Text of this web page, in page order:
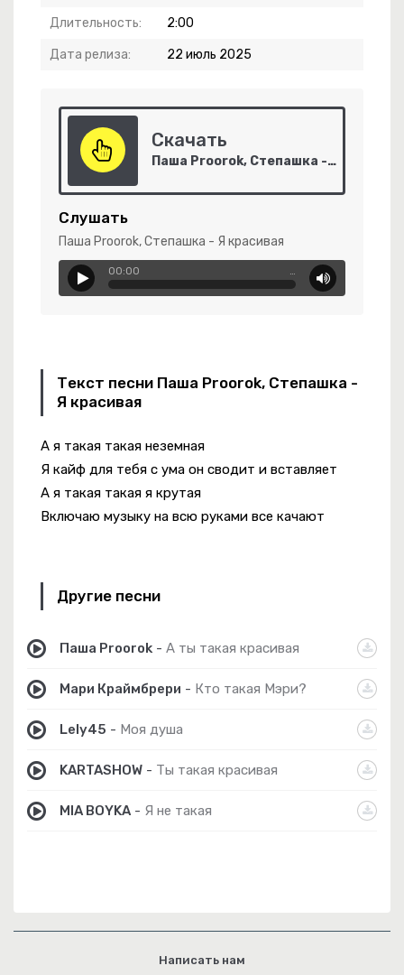
Длительность: 2:00
Дата релиза: 22 июль 2025
Скачать
Паша Proorok, Степашка - Я красивая
Слушать
Паша Proorok, Степашка - Я красивая
00:00 …
Текст песни Паша Proorok, Степашка -
Я красивая
А я такая такая неземная
Я кайф для тебя с ума он сводит и вставляет
А я такая такая я крутая
Включаю музыку на всю руками все качают
Другие песни
Паша Proorok - А ты такая красивая
Мари Краймбрери - Кто такая Мэри?
Lely45 - Моя душа
KARTASHOW - Ты такая красивая
MIA BOYKA - Я не такая
Написать нам
Глаза